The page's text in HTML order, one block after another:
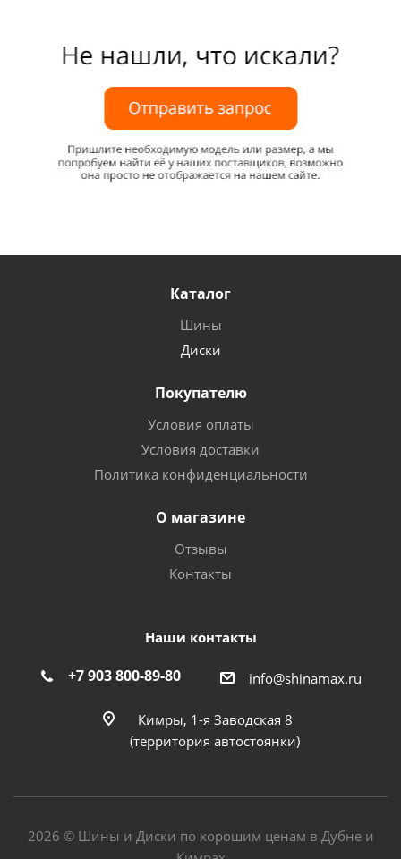
Каталог
Шины
Диски
Покупателю
Условия оплаты
Условия доставки
Политика конфиденциальности
О магазине
Отзывы
Контакты
Наши контакты
+7 903 800-89-80 info@shinamax.ru
Кимры, 1-я Заводская 8
(территория автостоянки)
2026 © Шины и Диски по хорошим ценам в Дубне и